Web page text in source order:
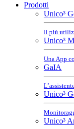
Prodotti
Unico³
Il più
Unico³
Una App
GaIA
Unico³
Unico³